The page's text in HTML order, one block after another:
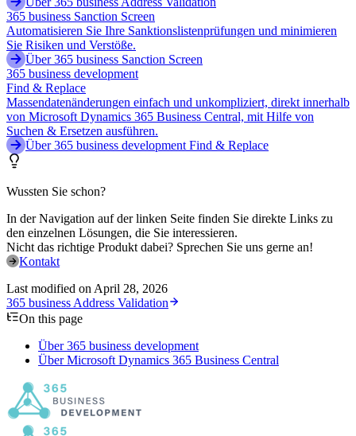
365 business Sanction Screen
Automatisieren Sie Ihre Sanktionslistenprüfungen und minimieren
Sie Risiken und Verstöße.
Über 365 business Sanction Screen
365 business development
Find & Replace
Massendatenänderungen einfach und unkompliziert, direkt innerhalb
von Microsoft Dynamics 365 Business Central, mit Hilfe von
Suchen & Ersetzen ausführen.
Über 365 business development Find & Replace
Wussten Sie schon?
In der Navigation auf der linken Seite finden Sie direkte Links zu
den einzelnen Lösungen, die Sie interessieren.
Nicht das richtige Produkt dabei? Sprechen Sie uns gerne an!
Kontakt
Last modified on April 28, 2026
365 business Address Validation
On this page
Über 365 business development
Über Microsoft Dynamics 365 Business Central